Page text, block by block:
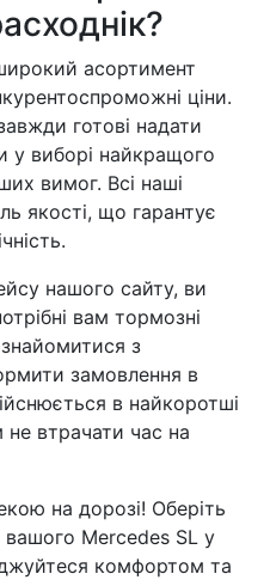
асортимент
ціни.
готові надати
у виборі найкращого
вимог. Всі наші
якості, що гарантує
нашого сайту, ви
вам тормозні
з
замовлення в
в найкоротші
втрачати час на
на дорозі! Оберіть
вашого Mercedes SL у
комфортом та